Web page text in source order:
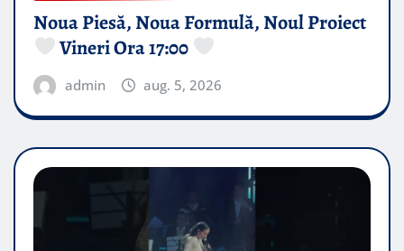
Noua Piesă, Noua Formulă, Noul Proiect
Vineri Ora 17:00
admin aug. 5, 2026